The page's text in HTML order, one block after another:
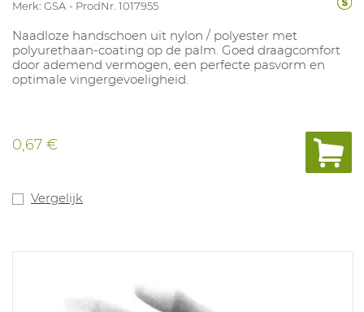
Merk: GSA ProdNr. 1017955
Naadloze handschoen uit nylon / polyester met
polyurethaan-coating op de palm. Goed draagcomfort
door ademend vermogen, een perfecte pasvorm en
optimale vingergevoeligheid.
0,67 €
Vergelijk